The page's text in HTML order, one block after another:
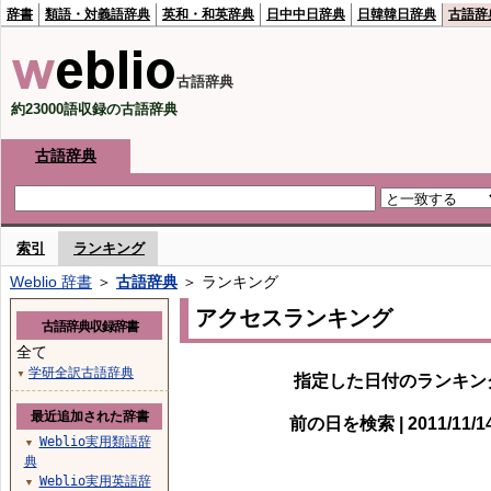
辞書 類語・対義語辞典 英和・和英辞典 日中中日辞典 日韓韓日辞典 古語辞
古語辞典
約23000語収録の古語辞典
古語辞典
索引 ランキング
Weblio 辞書 ＞ 古語辞典 ＞ ランキング
アクセスランキング
指定した日付のランキ
前の日を検索 | 2011/11/
古語辞典収録辞書
全て
▼ 学研全訳古語辞典
最近追加された辞書
▼
Weblio実用類語辞
典
▼ Weblio実用英語辞